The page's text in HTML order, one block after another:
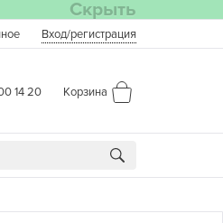
Скрыть
Вход/регистрация
14 20 Корзина